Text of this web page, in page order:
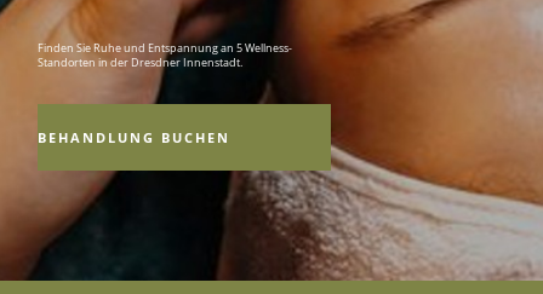
Finden Sie Ruhe und Entspannung an 5 Wellness-
Standorten in der Dresdner Innenstadt.
BEHANDLUNG BUCHEN